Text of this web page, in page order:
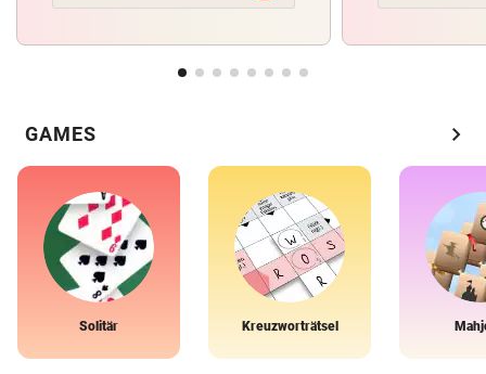
GAMES chevron_right
Solitär Kreuzworträtsel